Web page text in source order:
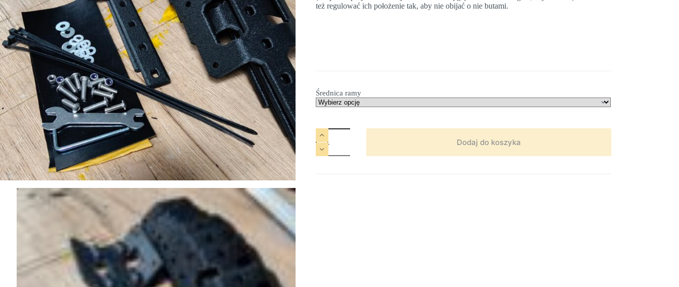
też regulować ich położenie tak, aby nie obijać o nie butami.
Średnica ramy
ilość
Adapter
Dagabum
Dodaj do koszyka